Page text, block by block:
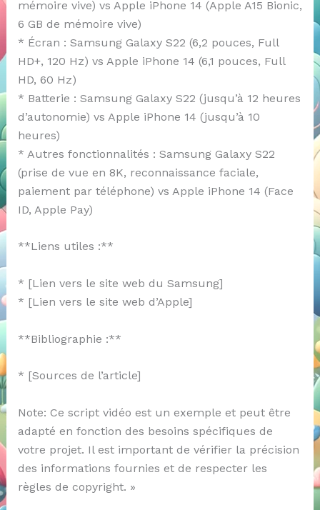
mémoire vive) vs Apple iPhone 14 (Apple A15 Bionic,
6 GB de mémoire vive)
* Écran : Samsung Galaxy S22 (6,2 pouces, Full
HD+, 120 Hz) vs Apple iPhone 14 (6,1 pouces, Full
HD, 60 Hz)
* Batterie : Samsung Galaxy S22 (jusqu’à 12 heures
d’autonomie) vs Apple iPhone 14 (jusqu’à 10
heures)
* Autres fonctionnalités : Samsung Galaxy S22
(prise de vue en 8K, reconnaissance faciale,
paiement par téléphone) vs Apple iPhone 14 (Face
ID, Apple Pay)
**Liens utiles :**
* [Lien vers le site web du Samsung]
* [Lien vers le site web d’Apple]
**Bibliographie :**
* [Sources de l’article]
Note: Ce script vidéo est un exemple et peut être
adapté en fonction des besoins spécifiques de
votre projet. Il est important de vérifier la précision
des informations fournies et de respecter les
règles de copyright. »